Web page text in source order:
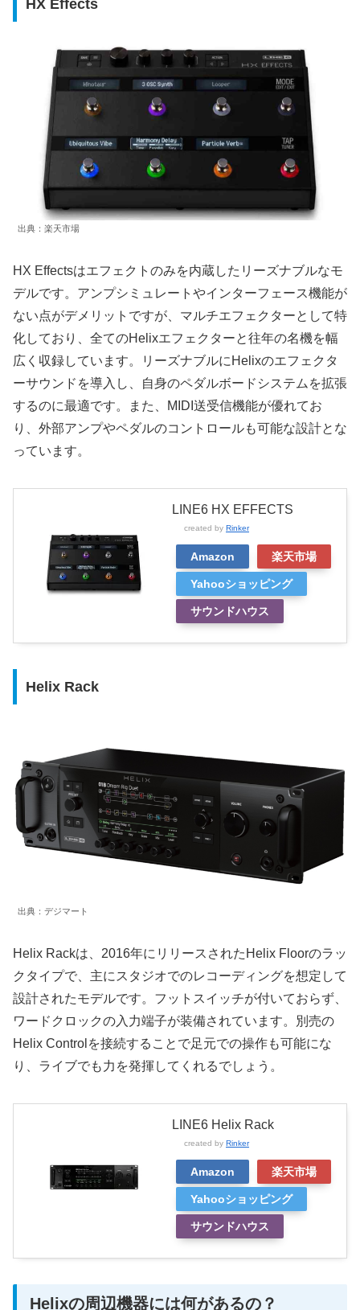
HX Effects
出典：楽天市場
HX Effectsはエフェクトのみを内蔵したリーズナブルなモ
デルです。アンプシミュレートやインターフェース機能が
ない点がデメリットですが、マルチエフェクターとして特
化しており、全てのHelixエフェクターと往年の名機を幅
広く収録しています。リーズナブルにHelixのエフェクタ
ーサウンドを導入し、自身のペダルボードシステムを拡張
するのに最適です。また、MIDI送受信機能が優れてお
り、外部アンプやペダルのコントロールも可能な設計とな
っています。
LINE6 HX EFFECTS
created by Rinker
Amazon 楽天市場
Yahooショッピング
サウンドハウス
Helix Rack
出典：デジマート
Helix Rackは、2016年にリリースされたHelix Floorのラッ
クタイプで、主にスタジオでのレコーディングを想定して
設計されたモデルです。フットスイッチが付いておらず、
ワードクロックの入力端子が装備されています。別売の
Helix Controlを接続することで足元での操作も可能にな
り、ライブでも力を発揮してくれるでしょう。
LINE6 Helix Rack
created by Rinker
Amazon 楽天市場
Yahooショッピング
サウンドハウス
Helixの周辺機器には何があるの？